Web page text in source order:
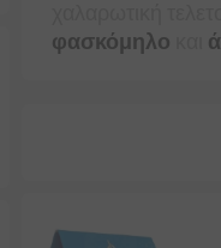
φασκόμηλο